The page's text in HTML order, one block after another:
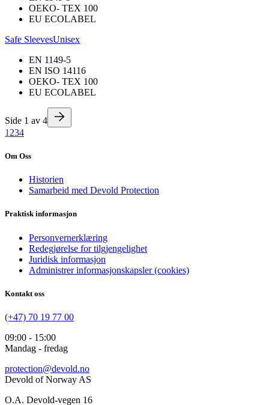
OEKO- TEX 100
EU ECOLABEL
Safe SleevesUnisex
EN 1149-5
EN ISO 14116
OEKO- TEX 100
EU ECOLABEL
Side 1 av 4
1 234
Om Oss
Historien
Samarbeid med Devold Protection
Praktisk informasjon
Personvernerklæring
Redegjørelse for tilgjengelighet
Juridisk informasjon
Administrer informasjonskapsler (cookies)
Kontakt oss
(+47) 70 19 77 00
09:00 - 15:00
Mandag - fredag
protection@devold.no
Devold of Norway AS
O.A. Devold-vegen 16